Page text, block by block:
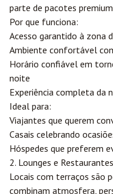
parte de pacotes
Por que funciona:
Acesso garantido à zona
Ambiente confortável
Horário confiável em
noite
Experiência completa da
Ideal para:
Viajantes que querem
Casais celebrando
Hóspedes que preferem
2. Lounges e
Locais com terraços são
combinam atmosfera,